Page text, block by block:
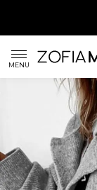
MENU
SUKIENKI
JEANSY